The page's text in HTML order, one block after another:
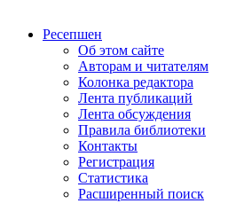
Ресепшен
Об этом сайте
Авторам и читателям
Колонка редактора
Лента публикаций
Лента обсуждения
Правила библиотеки
Контакты
Регистрация
Статистика
Расширенный поиск